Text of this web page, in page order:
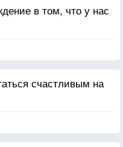
в том, что у нас
счастливым на